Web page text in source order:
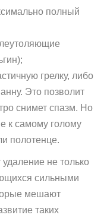
полный
грелку, либо
Это позволит
снимет спазм. Но
к самому голому
полотенце.
не только
сильными
мешают
таких